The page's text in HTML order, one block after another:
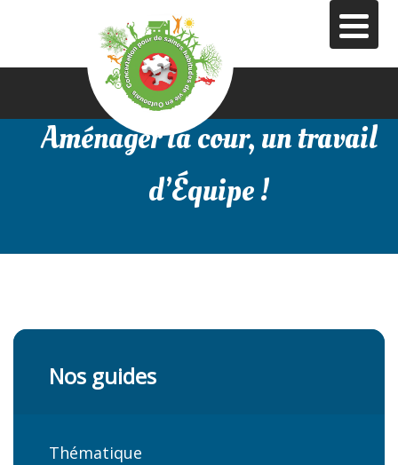
Aménager la cour, un travail
d’Équipe !
Nos guides
Thématique